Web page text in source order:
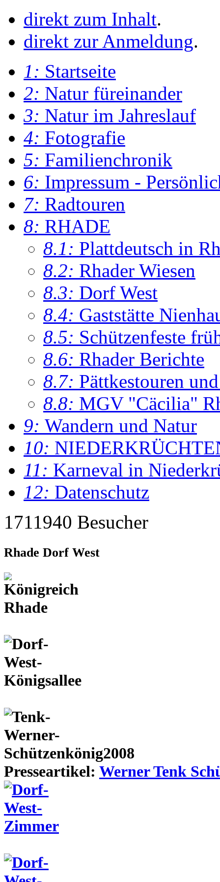
direkt zum Inhalt.
direkt zur Anmeldung.
1: Startseite
2: Natur füreinander
3: Natur im Jahreslauf
4: Fotografie
5: Familienchronik
6: Impressum -
7: Radtouren
8: RHADE
8.1: Plattdeutsch in
8.2: Rhader Wiesen
8.3: Dorf West
8.4: Gaststätte
8.5: Schützenfeste
8.6: Rhader Berichte
8.7: Pättkestouren
8.8: MGV "Cäcilia"
9: Wandern und Natur
10:
11: Karneval in
12: Datenschutz
1711940 Besucher
Rhade Dorf West
Presseartikel: Werner Tenk